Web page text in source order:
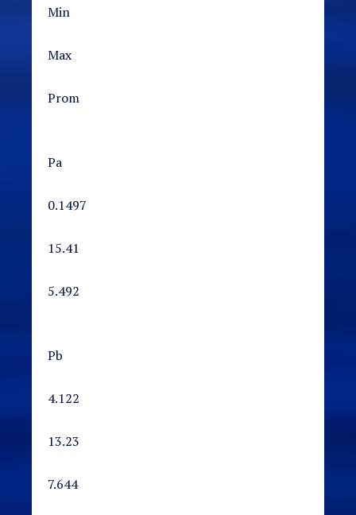
Min
Max
Prom
Pa
0.1497
15.41
5.492
Pb
4.122
13.23
7.644